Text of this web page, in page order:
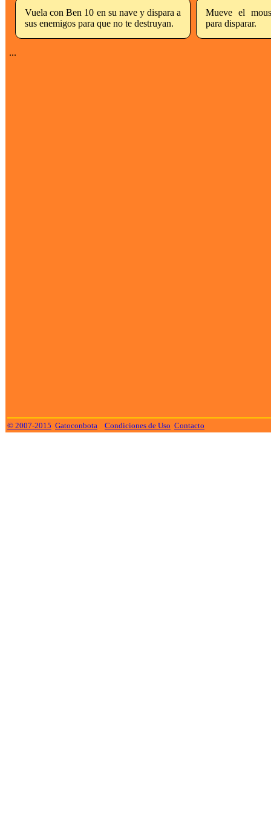
Vuela con Ben 10 en su nave y dispara a
sus enemigos para que no te destruyan.
Mueve el
para disparar.
...
© 2007-2015 Gatoconbota Condiciones de Uso Contacto